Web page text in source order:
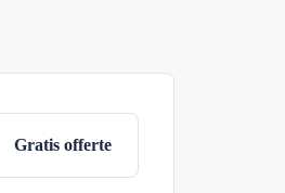
Gratis offerte